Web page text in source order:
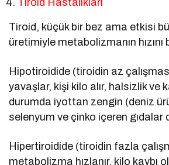
Tiroid, küçük bir bez ama etkisi
üretimiyle metabolizmanın hızını
Hipotiroidide (tiroidin az
yavaşlar, kişi kilo alır, halsizlik ve
durumda iyottan zengin (deniz
selenyum ve çinko içeren gıdalar
Hipertiroidide (tiroidin fazla
metabolizma hızlanır, kilo kaybı